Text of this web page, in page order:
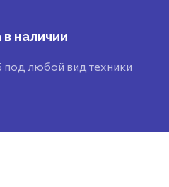
наличии
любой вид техники